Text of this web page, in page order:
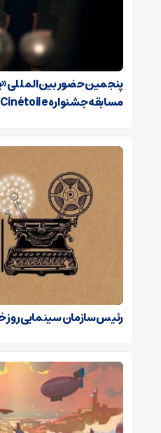
پنجمین حضور بین‌المللی
مسابقه جشنواره Cinétoile تونس
رئیس سازمان سینمایی روز